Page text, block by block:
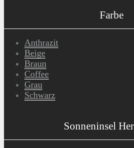
Farbe
Anthrazit
Beige
Braun
Coffee
Grau
Schwarz
Sonneninsel